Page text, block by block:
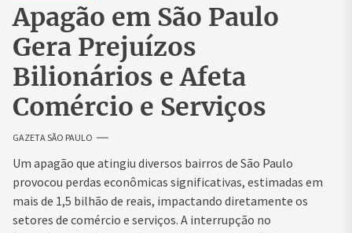
Apagão em São Paulo
Gera Prejuízos
Bilionários e Afeta
Comércio e Serviços
GAZETA SÃO PAULO
Um apagão que atingiu diversos bairros de São Paulo
provocou perdas econômicas significativas, estimadas em
mais de 1,5 bilhão de reais, impactando diretamente os
setores de comércio e serviços. A interrupção no